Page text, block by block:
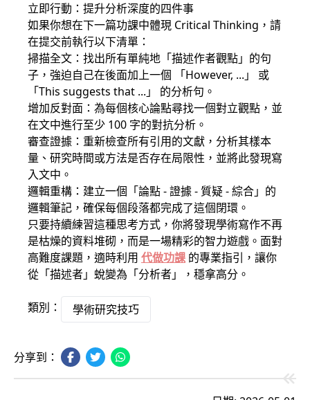
立即行動：提升分析深度的四件事
如果你想在下一篇功課中體現 Critical Thinking，請
在提交前執行以下清單：
掃描全文：找出所有單純地「描述作者觀點」的句
子，強迫自己在後面加上一個 「However, ...」 或
「This suggests that ...」 的分析句。
增加反對面：為每個核心論點尋找一個對立觀點，並
在文中進行至少 100 字的對抗分析。
審查證據：重新檢查所有引用的文獻，分析其樣本
量、研究時間或方法是否存在局限性，並將此發現寫
入文中。
邏輯重構：建立一個「論點 - 證據 - 質疑 - 綜合」的
邏輯筆記，確保每個段落都完成了這個閉環。
只要持續練習這種思考方式，你將發現學術寫作不再
是枯燥的資料堆砌，而是一場精彩的智力遊戲。面對
高難度課題，適時利用 代做功課 的專業指引，讓你
從「描述者」蛻變為「分析者」，穩拿高分。
類別： 學術研究技巧
分享到：